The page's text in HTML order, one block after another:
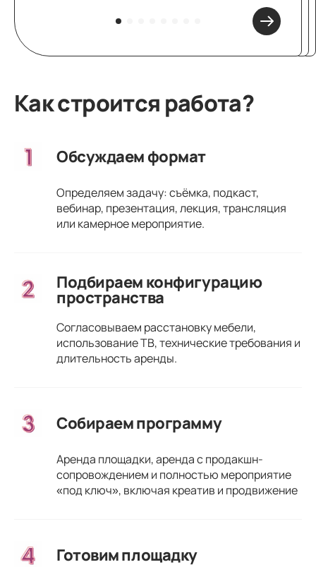
Как строится работа?
Обсуждаем формат
Определяем задачу: съёмка, подкаст,
вебинар, презентация, лекция, трансляция
или камерное мероприятие.
Подбираем конфигурацию
пространства
Согласовываем расстановку мебели,
использование ТВ, технические требования и
длительность аренды.
Собираем программу
Аренда площадки, аренда с продакшн-
сопровождением и полностью мероприятие
«под ключ», включая креатив и продвижение
Готовим площадку